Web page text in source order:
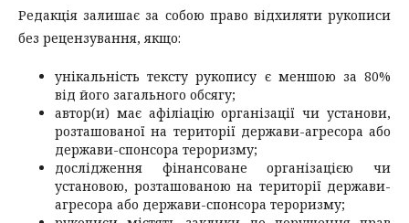
Редакція залишає за собою право відхиляти рукописи
без рецензування, якщо:
унікальність тексту рукопису є меншою за 80%
від його загального обсягу;
автор(и) має афіліацію організації чи установи,
розташованої на території держави-агресора або
держави-спонсора тероризму;
дослідження фінансоване організацією чи
установою, розташованою на території держави-
агресора або держави-спонсора тероризму;